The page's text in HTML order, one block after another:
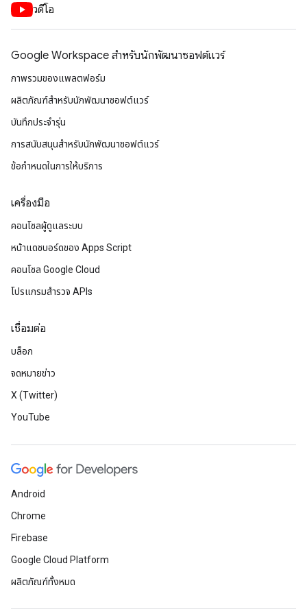
วิดีโอ
Google Workspace สําหรับนักพัฒนาซอฟต์แวร์
ภาพรวมของแพลตฟอร์ม
ผลิตภัณฑ์สําหรับนักพัฒนาซอฟต์แวร์
บันทึกประจำรุ่น
การสนับสนุนสำหรับนักพัฒนาซอฟต์แวร์
ข้อกำหนดในการให้บริการ
เครื่องมือ
คอนโซลผู้ดูแลระบบ
หน้าแดชบอร์ดของ Apps Script
คอนโซล Google Cloud
โปรแกรมสำรวจ APIs
เชื่อมต่อ
บล็อก
จดหมายข่าว
X (Twitter)
YouTube
Android
Chrome
Firebase
Google Cloud Platform
ผลิตภัณฑ์ทั้งหมด